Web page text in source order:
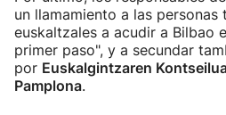
un llamamiento a las personas
euskaltzales a acudir a Bilbao
primer paso", y a secundar
por Euskalgintzaren
Pamplona.